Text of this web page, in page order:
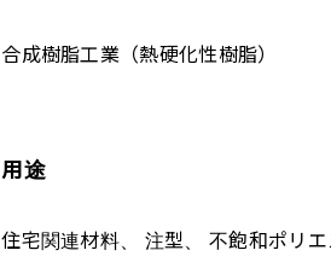
合成樹脂工業（熱硬化性樹脂）
⽤途
住宅関連材料、 注型、 不飽和ポリ